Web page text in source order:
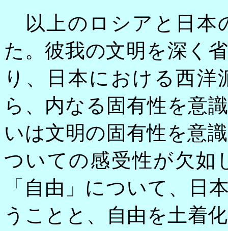
以上のロシアと日本
た。彼我の文明を深く
り、日本における西
ら、内なる固有性を意
いは文明の固有性を意
ついての感受性が欠如
「自由」について、日
うことと、自由を土着